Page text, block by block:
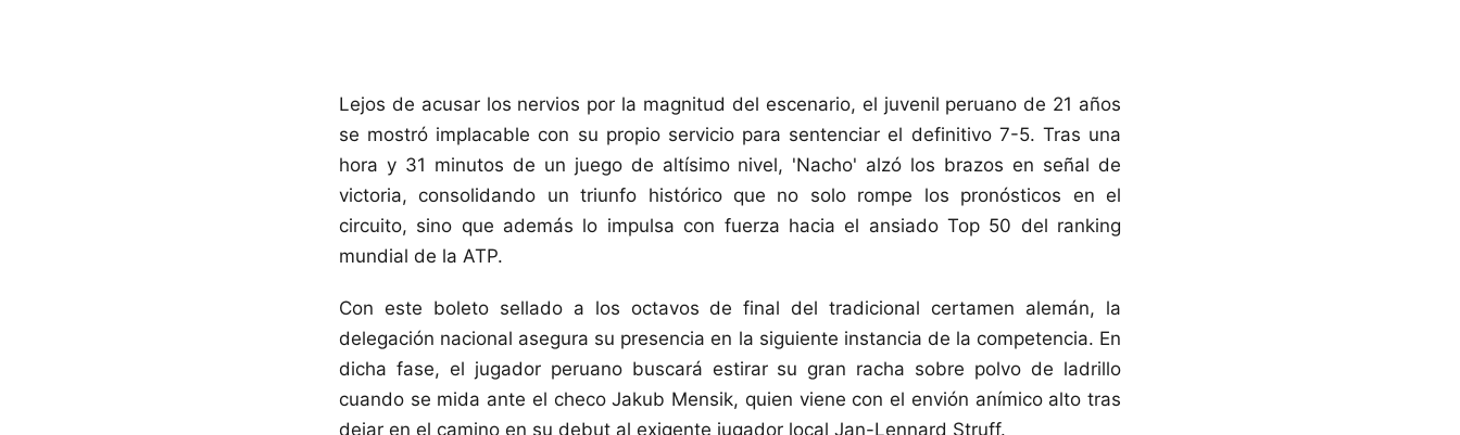
Lejos de acusar los nervios por la magnitud del escenario, el juvenil peruano de 21 años
se mostró implacable con su propio servicio para sentenciar el definitivo 7-5. Tras una
hora y 31 minutos de un juego de altísimo nivel, 'Nacho' alzó los brazos en señal de
victoria, consolidando un triunfo histórico que no solo rompe los pronósticos en el
circuito, sino que además lo impulsa con fuerza hacia el ansiado Top 50 del ranking
mundial de la ATP.
Con este boleto sellado a los octavos de final del tradicional certamen alemán, la
delegación nacional asegura su presencia en la siguiente instancia de la competencia. En
dicha fase, el jugador peruano buscará estirar su gran racha sobre polvo de ladrillo
cuando se mida ante el checo Jakub Mensik, quien viene con el envión anímico alto tras
dejar en el camino en su debut al exigente jugador local Jan-Lennard Struff.